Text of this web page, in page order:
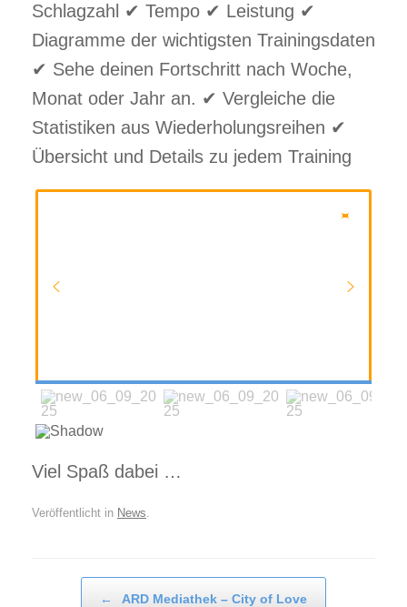
Schlagzahl ✔ Tempo ✔ Leistung ✔
Diagramme der wichtigsten Trainingsdaten
✔ Sehe deinen Fortschritt nach Woche,
Monat oder Jahr an. ✔ Vergleiche die
Statistiken aus Wiederholungsreihen ✔
Übersicht und Details zu jedem Training
Viel Spaß dabei …
Veröffentlicht in News
← ARD Mediathek – City of Love